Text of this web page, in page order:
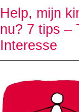
Help, mijn
nu? 7 tips –
Interesse